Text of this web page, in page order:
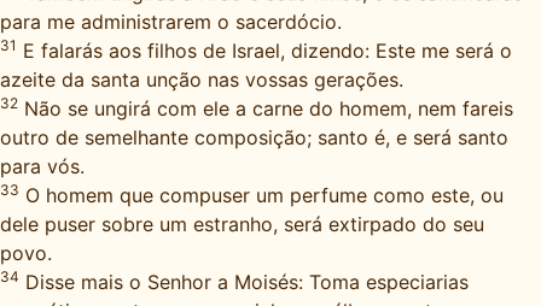
para me administrarem o sacerdócio.
31 E falarás aos filhos de Israel, dizendo: Este me será o
azeite da santa unção nas vossas gerações.
32 Não se ungirá com ele a carne do homem, nem fareis
outro de semelhante composição; santo é, e será santo
para vós.
33 O homem que compuser um perfume como este, ou
dele puser sobre um estranho, será extirpado do seu
povo.
34 Disse mais o Senhor a Moisés: Toma especiarias